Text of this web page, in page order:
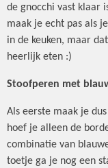
de gnocchi vast klaar
maak je echt pas als
in de keuken, maar
heerlijk eten :)
Stoofperen met
Als eerste maak je
hoef je alleen de
combinatie van
toetje ga je nog een